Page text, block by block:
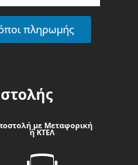
πληρωμής
με Μεταφορική
ή ΚΤΕΛ